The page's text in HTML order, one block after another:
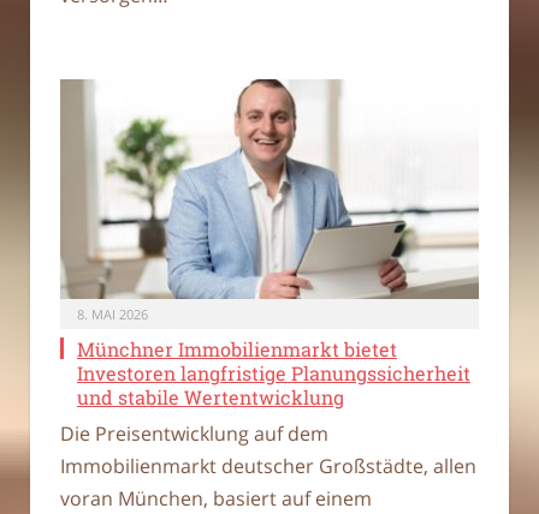
8. MAI 2026
Münchner Immobilienmarkt bietet
Investoren langfristige Planungssicherheit
und stabile Wertentwicklung
Die Preisentwicklung auf dem
Immobilienmarkt deutscher Großstädte, allen
voran München, basiert auf einem